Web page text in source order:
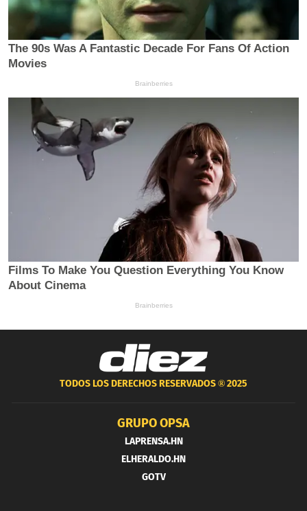
TODOS LOS DERECHOS RESERVADOS ®2025
GRUPO OPSA
LAPRENSA.HN
ELHERALDO.HN
GOTV